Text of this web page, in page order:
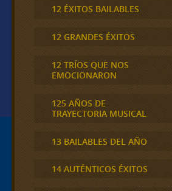
12 ÉXITOS BAILABLES
12 GRANDES ÉXITOS
12 TRÍOS QUE NOS
EMOCIONARON
125 AÑOS DE
TRAYECTORIA MUSICAL
13 BAILABLES DEL AÑO
14 AUTÉNTICOS ÉXITOS